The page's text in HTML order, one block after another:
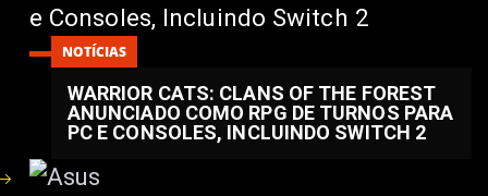
e Consoles, Incluindo Switch 2
NOTÍCIAS
WARRIOR CATS: CLANS OF THE FOREST
ANUNCIADO COMO RPG DE TURNOS PARA
PC E CONSOLES, INCLUINDO SWITCH 2